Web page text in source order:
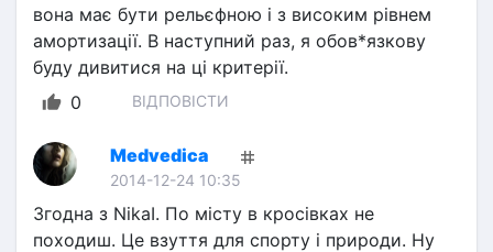
вона має бути рельєфною і з високим рівнем
амортизації. В наступний раз, я обов*язкову
буду дивитися на ці критерії.
0
ВІДПОВІСТИ
Medvedica
2014-12-24 10:35
Згодна з NikaI. По місту в кросівках не
походиш. Це взуття для спорту і природи. Ну